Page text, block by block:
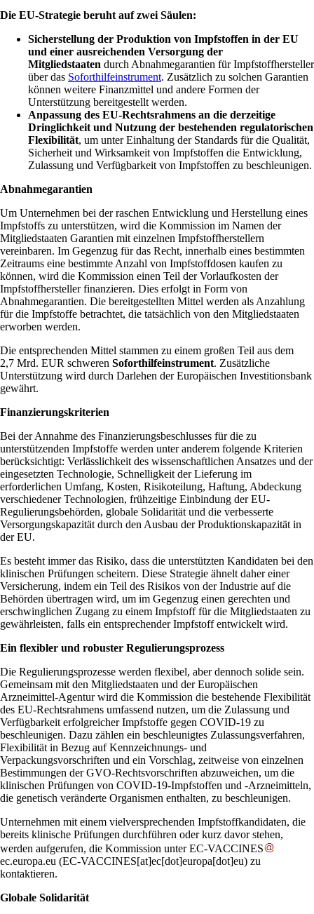
Die EU-Strategie beruht auf zwei Säulen:
Sicherstellung der Produktion von Impfstoffen in der EU
und einer ausreichenden Versorgung der
Mitgliedstaaten durch Abnahmegarantien für Impfstoffhersteller
über das Soforthilfeinstrument. Zusätzlich zu solchen Garantien
können weitere Finanzmittel und andere Formen der
Unterstützung bereitgestellt werden.
Anpassung des EU-Rechtsrahmens an die derzeitige
Dringlichkeit und Nutzung der bestehenden regulatorischen
Flexibilität, um unter Einhaltung der Standards für die Qualität,
Sicherheit und Wirksamkeit von Impfstoffen die Entwicklung,
Zulassung und Verfügbarkeit von Impfstoffen zu beschleunigen.
Abnahmegarantien
Um Unternehmen bei der raschen Entwicklung und Herstellung eines
Impfstoffs zu unterstützen, wird die Kommission im Namen der
Mitgliedstaaten Garantien mit einzelnen Impfstoffherstellern
vereinbaren. Im Gegenzug für das Recht, innerhalb eines bestimmten
Zeitraums eine bestimmte Anzahl von Impfstoffdosen kaufen zu
können, wird die Kommission einen Teil der Vorlaufkosten der
Impfstoffhersteller finanzieren. Dies erfolgt in Form von
Abnahmegarantien. Die bereitgestellten Mittel werden als Anzahlung
für die Impfstoffe betrachtet, die tatsächlich von den Mitgliedstaaten
erworben werden.
Die entsprechenden Mittel stammen zu einem großen Teil aus dem
2,7 Mrd. EUR schweren Soforthilfeinstrument. Zusätzliche
Unterstützung wird durch Darlehen der Europäischen Investitionsbank
gewährt.
Finanzierungskriterien
Bei der Annahme des Finanzierungsbeschlusses für die zu
unterstützenden Impfstoffe werden unter anderem folgende Kriterien
berücksichtigt: Verlässlichkeit des wissenschaftlichen Ansatzes und der
eingesetzten Technologie, Schnelligkeit der Lieferung im
erforderlichen Umfang, Kosten, Risikoteilung, Haftung, Abdeckung
verschiedener Technologien, frühzeitige Einbindung der EU-
Regulierungsbehörden, globale Solidarität und die verbesserte
Versorgungskapazität durch den Ausbau der Produktionskapazität in
der EU.
Es besteht immer das Risiko, dass die unterstützten Kandidaten bei den
klinischen Prüfungen scheitern. Diese Strategie ähnelt daher einer
Versicherung, indem ein Teil des Risikos von der Industrie auf die
Behörden übertragen wird, um im Gegenzug einen gerechten und
erschwinglichen Zugang zu einem Impfstoff für die Mitgliedstaaten zu
gewährleisten, falls ein entsprechender Impfstoff entwickelt wird.
Ein flexibler und robuster Regulierungsprozess
Die Regulierungsprozesse werden flexibel, aber dennoch solide sein.
Gemeinsam mit den Mitgliedstaaten und der Europäischen
Arzneimittel-Agentur wird die Kommission die bestehende Flexibilität
des EU-Rechtsrahmens umfassend nutzen, um die Zulassung und
Verfügbarkeit erfolgreicher Impfstoffe gegen COVID-19 zu
beschleunigen. Dazu zählen ein beschleunigtes Zulassungsverfahren,
Flexibilität in Bezug auf Kennzeichnungs- und
Verpackungsvorschriften und ein Vorschlag, zeitweise von einzelnen
Bestimmungen der GVO-Rechtsvorschriften abzuweichen, um die
klinischen Prüfungen von COVID-19-Impfstoffen und -Arzneimitteln,
die genetisch veränderte Organismen enthalten, zu beschleunigen.
Unternehmen mit einem vielversprechenden Impfstoffkandidaten, die
bereits klinische Prüfungen durchführen oder kurz davor stehen,
werden aufgerufen, die Kommission unterEC-VACCINES
ec.europa.eu (EC-VACCINES[at]ec[dot]europa[dot]eu) zu
kontaktieren.
Globale Solidarität